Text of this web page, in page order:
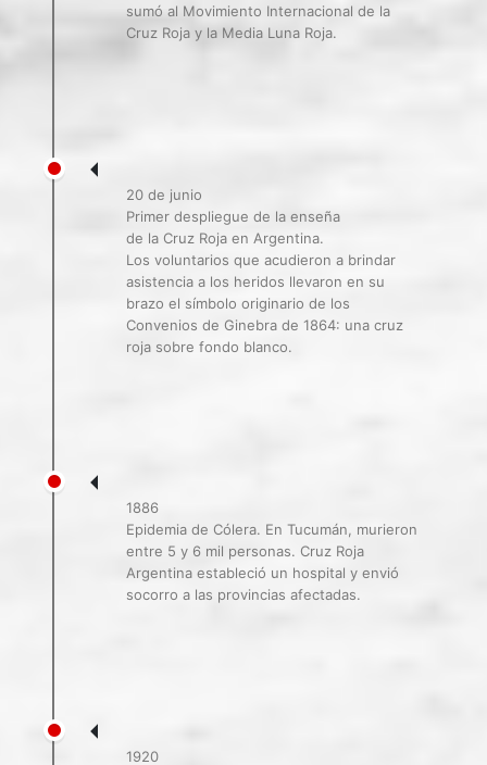
sumó al Movimiento Internacional de la
Cruz Roja y la Media Luna Roja.
20 de junio
Primer despliegue de la enseña
de la Cruz Roja en Argentina.
Los voluntarios que acudieron a brindar
asistencia a los heridos llevaron en su
brazo el símbolo originario de los
Convenios de Ginebra de 1864: una cruz
roja sobre fondo blanco.
1886
Epidemia de Cólera. En Tucumán, murieron
entre 5 y 6 mil personas. Cruz Roja
Argentina estableció un hospital y envió
socorro a las provincias afectadas.
1920